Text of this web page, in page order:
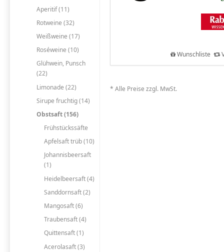
Aperitif (11)
Rotweine (32)
Weißweine (17)
Roséweine (10)
Glühwein, Punsch
(22)
Limonade (22)
Sirupe fruchtig (14)
Obstsaft (156)
Frühstückssäfte
Apfelsaft trüb (10)
Johannisbeersaft
(1)
Heidelbeersaft (4)
Sanddornsaft (2)
Mangosaft (6)
Traubensaft (4)
Quittensaft (1)
Acerolasaft (3)
Wunschliste
* Alle Preise zzgl. MwSt.